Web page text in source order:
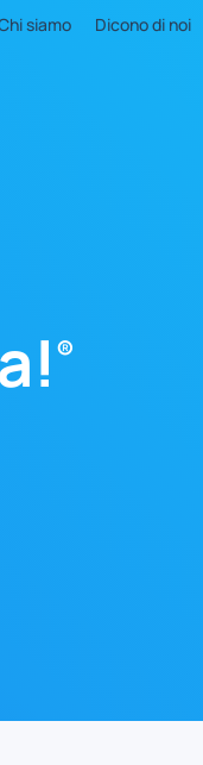
siamo Dicono di noi
®